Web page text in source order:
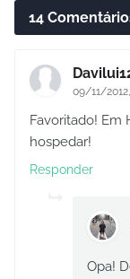
14
09/11/
Favoritado! Em
hospedar!
Responder
Opa!